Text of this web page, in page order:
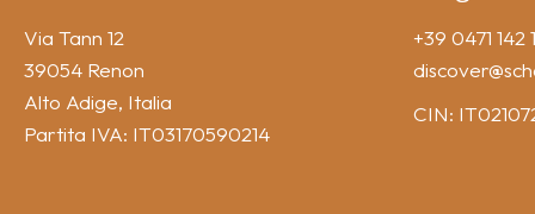
Via Tann 12
39054 Renon
Alto Adige, Italia
Partita IVA: IT03170590214
+39 0471 142
discover
CIN: